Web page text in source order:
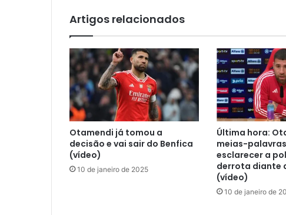
Artigos relacionados
Otamendi já tomou a
decisão e vai sair do Benfica
(vídeo)
10 de janeiro de 2025
Última hora:
meias-
esclarecer a
derrota diante
(vídeo)
10 de janeiro de